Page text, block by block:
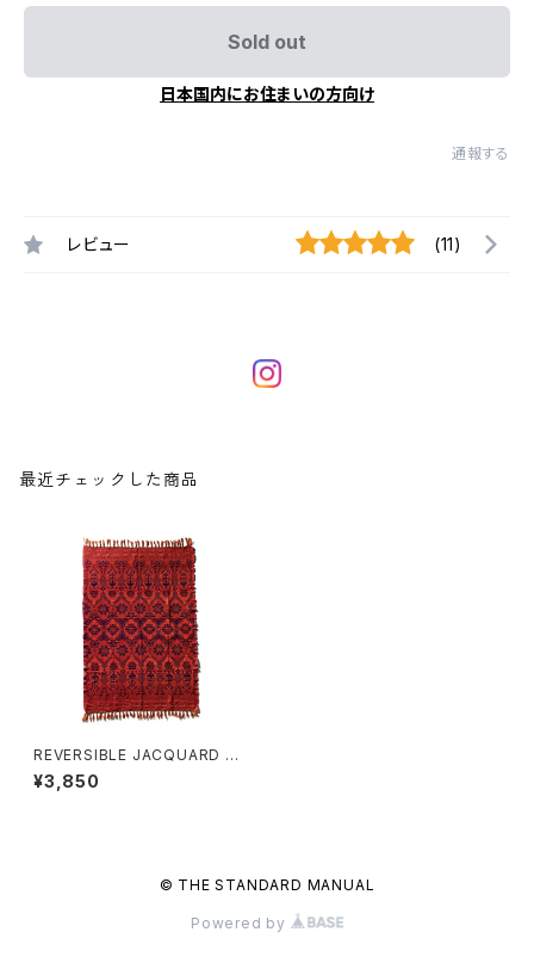
Sold out
日本国内にお住まいの方向け
通報する
レビュー (11)
最近チェックした商品
REVERSIBLE JACQUARD R
UG PUEBCO 〈NAVY BLUE〉
¥3,850
© THE STANDARD MANUAL
Powered by